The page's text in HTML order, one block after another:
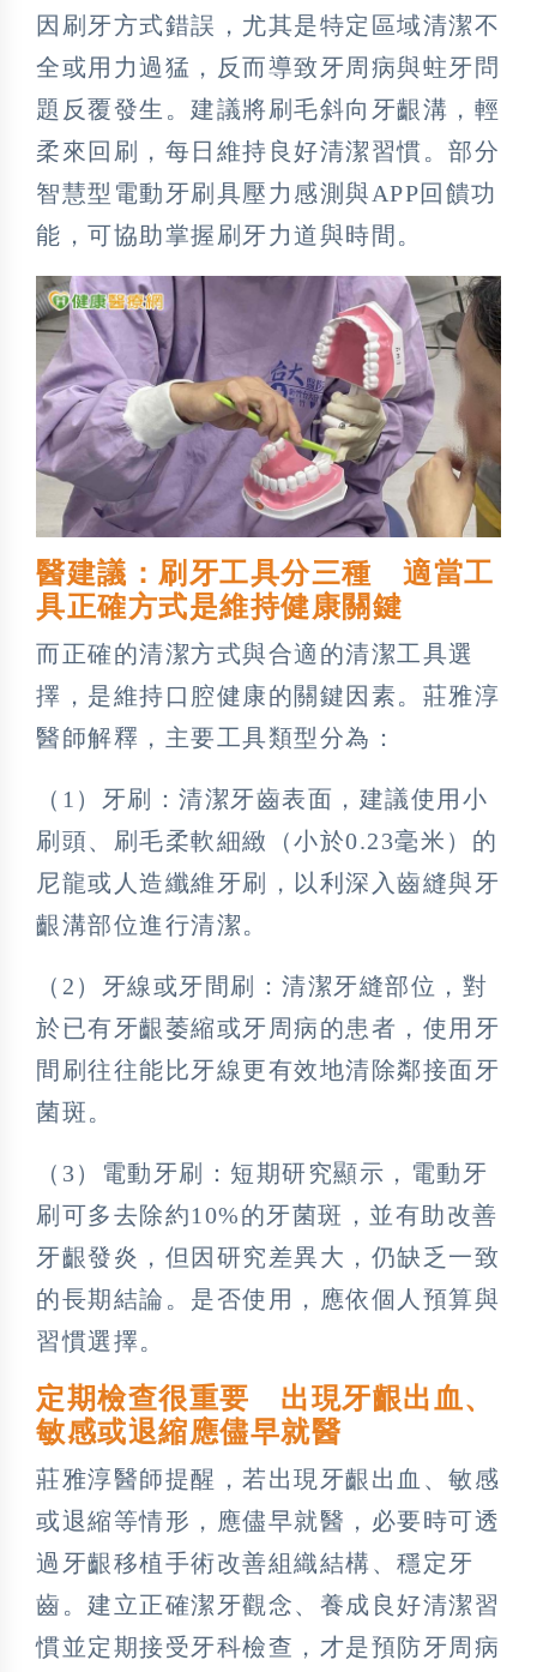
因刷牙方式錯誤，尤其是特定區域清潔不
全或用力過猛，反而導致牙周病與蛀牙問
題反覆發生。建議將刷毛斜向牙齦溝，輕
柔來回刷，每日維持良好清潔習慣。部分
智慧型電動牙刷具壓力感測與APP回饋功
能，可協助掌握刷牙力道與時間。
醫建議：刷牙工具分三種 適當工
具正確方式是維持健康關鍵
而正確的清潔方式與合適的清潔工具選
擇，是維持口腔健康的關鍵因素。莊雅淳
醫師解釋，主要工具類型分為：
（1）牙刷：清潔牙齒表面，建議使用小
刷頭、刷毛柔軟細緻（小於0.23毫米）的
尼龍或人造纖維牙刷，以利深入齒縫與牙
齦溝部位進行清潔。
（2）牙線或牙間刷：清潔牙縫部位，對
於已有牙齦萎縮或牙周病的患者，使用牙
間刷往往能比牙線更有效地清除鄰接面牙
菌斑。
（3）電動牙刷：短期研究顯示，電動牙
刷可多去除約10%的牙菌斑，並有助改善
牙齦發炎，但因研究差異大，仍缺乏一致
的長期結論。是否使用，應依個人預算與
習慣選擇。
定期檢查很重要 出現牙齦出血、
敏感或退縮應儘早就醫
莊雅淳醫師提醒，若出現牙齦出血、敏感
或退縮等情形，應儘早就醫，必要時可透
過牙齦移植手術改善組織結構、穩定牙
齒。建立正確潔牙觀念、養成良好清潔習
慣並定期接受牙科檢查，才是預防牙周病